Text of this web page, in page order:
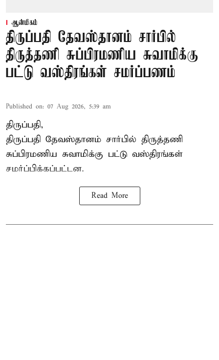
ஆன்மிகம்
திருப்பதி தேவஸ்தானம் சார்பில்
திருத்தணி சுப்பிரமணிய சுவாமிக்கு
பட்டு வஸ்திரங்கள் சமர்ப்பணம்
Published on: 07 Aug 2026, 5:39 am
திருப்பதி,
திருப்பதி தேவஸ்தானம் சார்பில் திருத்தணி
சுப்பிரமணிய சுவாமிக்கு பட்டு வஸ்திரங்கள்
சமர்ப்பிக்கப்பட்டன.
Read More